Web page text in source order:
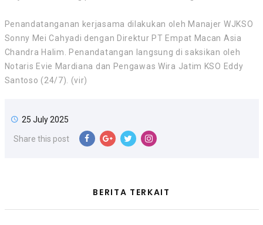
Penandatanganan kerjasama dilakukan oleh Manajer WJKSO
Sonny Mei Cahyadi dengan Direktur PT Empat Macan Asia
Chandra Halim. Penandatangan langsung di saksikan oleh
Notaris Evie Mardiana dan Pengawas Wira Jatim KSO Eddy
Santoso (24/7). (vir)
25 July 2025
Share this post
BERITA TERKAIT